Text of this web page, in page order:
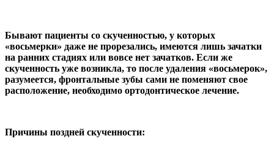
Бывают пациенты со скученностью, у которых
«восьмерки» даже не прорезались, имеются лишь зачатки
на ранних стадиях или вовсе нет зачатков. Если же
скученность уже возникла, то после удаления «восьмерок»,
разумеется, фронтальные зубы сами не поменяют свое
расположение, необходимо ортодонтическое лечение.
Причины поздней скученности: